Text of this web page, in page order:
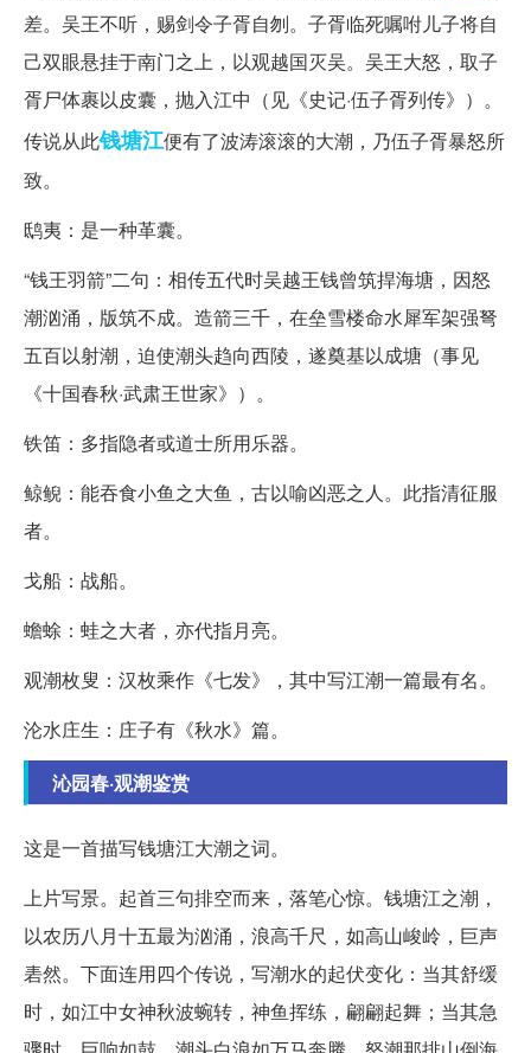
差。吴王不听，赐剑令子胥自刎。子胥临死嘱咐儿子将自
己双眼悬挂于南门之上，以观越国灭吴。吴王大怒，取子
胥尸体裹以皮囊，抛入江中（见《史记·伍子胥列传》）。
传说从此钱塘江便有了波涛滚滚的大潮，乃伍子胥暴怒所
致。
鸱夷：是一种革囊。
“钱王羽箭”二句：相传五代时吴越王钱曾筑捍海塘，因怒
潮汹涌，版筑不成。造箭三千，在垒雪楼命水犀军架强弩
五百以射潮，迫使潮头趋向西陵，遂奠基以成塘（事见
《十国春秋·武肃王世家》）。
铁笛：多指隐者或道士所用乐器。
鲸鲵：能吞食小鱼之大鱼，古以喻凶恶之人。此指清征服
者。
戈船：战船。
蟾蜍：蛙之大者，亦代指月亮。
观潮枚叟：汉枚乘作《七发》，其中写江潮一篇最有名。
沦水庄生：庄子有《秋水》篇。
沁园春·观潮鉴赏
这是一首描写钱塘江大潮之词。
上片写景。起首三句排空而来，落笔心惊。钱塘江之潮，
以农历八月十五最为汹涌，浪高千尺，如高山峻岭，巨声
砉然。下面连用四个传说，写潮水的起伏变化：当其舒缓
时，如江中女神秋波蜿转，神鱼挥练，翩翩起舞；当其急